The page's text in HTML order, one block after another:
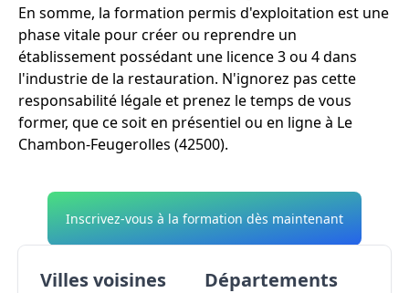
En somme, la formation permis d'exploitation est une
phase vitale pour créer ou reprendre un
établissement possédant une licence 3 ou 4 dans
l'industrie de la restauration. N'ignorez pas cette
responsabilité légale et prenez le temps de vous
former, que ce soit en présentiel ou en ligne à Le
Chambon-Feugerolles (42500).
Inscrivez-vous à la formation dès maintenant
Villes voisines Départements